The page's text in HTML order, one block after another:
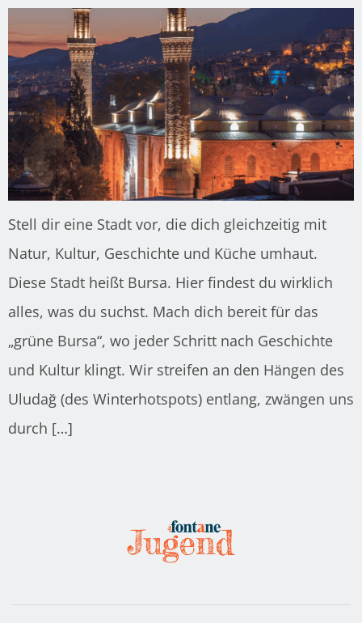
Stell dir eine Stadt vor, die dich gleichzeitig mit
Natur, Kultur, Geschichte und Küche umhaut.
Diese Stadt heißt Bursa. Hier findest du wirklich
alles, was du suchst. Mach dich bereit für das
„grüne Bursa“, wo jeder Schritt nach Geschichte
und Kultur klingt. Wir streifen an den Hängen des
Uludağ (des Winterhotspots) entlang, zwängen uns
durch […]